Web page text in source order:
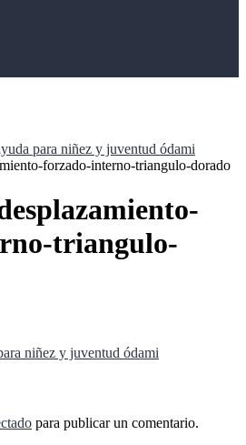
para niñez y juventud ódami
forzado-interno-triangulo-dorado
triangulo-
niñez y juventud ódami
para publicar un comentario.